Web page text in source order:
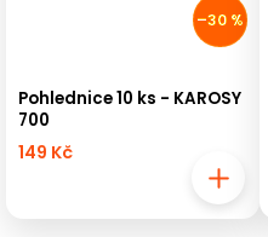
–30 %
Pohlednice 10 ks - KAROSY
700
149 Kč